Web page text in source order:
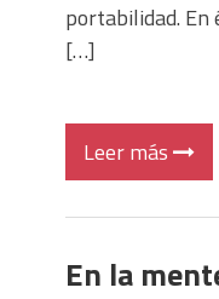
portabilidad. En
[…]
Leer más
En la